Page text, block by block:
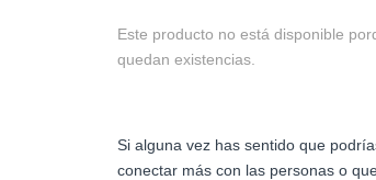
Este producto no está disponible
quedan existencias.
Si alguna vez has sentido que
conectar más con las personas o